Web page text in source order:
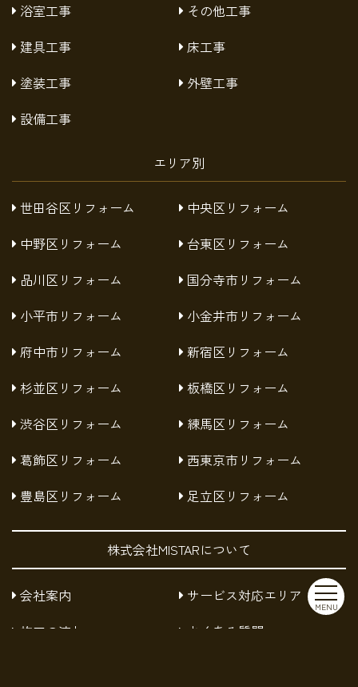
MENU
浴室工事
その他工事
建具工事
床工事
塗装工事
外壁工事
設備工事
エリア別
世田谷区リフォーム
中央区リフォーム
中野区リフォーム
台東区リフォーム
品川区リフォーム
国分寺市リフォーム
小平市リフォーム
小金井市リフォーム
府中市リフォーム
新宿区リフォーム
杉並区リフォーム
板橋区リフォーム
渋谷区リフォーム
練馬区リフォーム
葛飾区リフォーム
西東京市リフォーム
豊島区リフォーム
足立区リフォーム
株式会社MISTARについて
会社案内
サービス対応エリア
施工の流れ
よくある質問